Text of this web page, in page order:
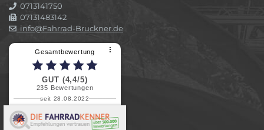
0713141750
07131483142
info@Fahrrad-Bruckner.de
Gesamtbewertung ⠇
GUT (4,4/5)
235 Bewertungen
seit 28.08.2022
Elvira B.
Superschnelle und freundliche